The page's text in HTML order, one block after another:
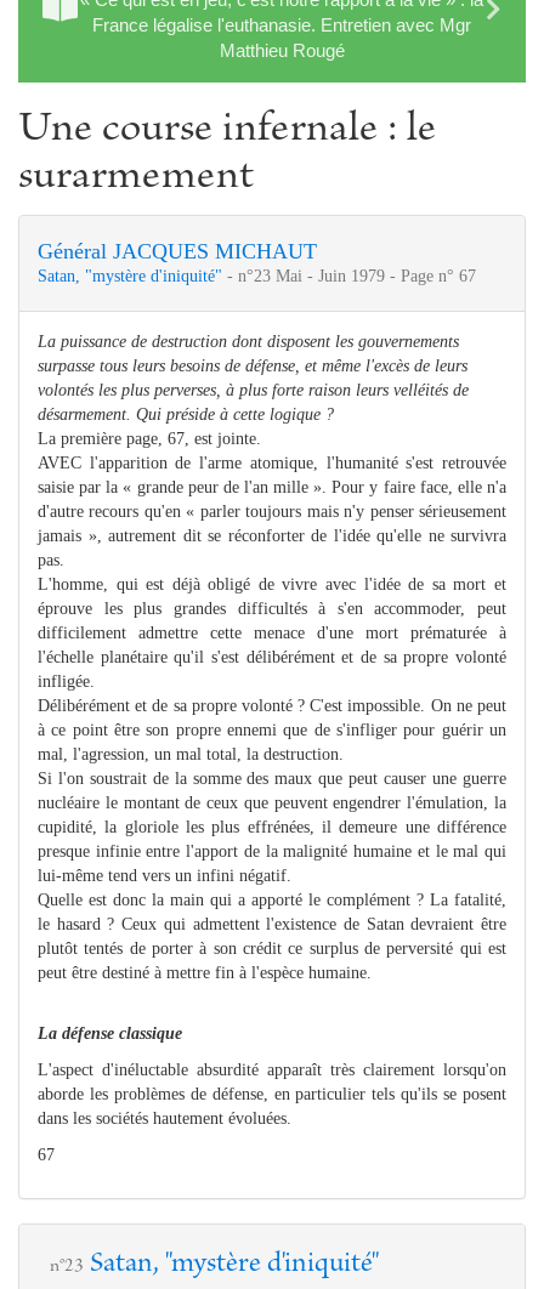
France légalise l'euthanasie. Entretien avec Mgr
Matthieu Rougé
Une course infernale : le
surarmement
Général JACQUES MICHAUT
Satan, "mystère d'iniquité" - n°23 Mai - Juin 1979 - Page n° 67
La puissance de destruction dont disposent les gouvernements
surpasse tous leurs besoins de défense, et même l'excès de leurs
volontés les plus perverses, à plus forte raison leurs velléités de
désarmement. Qui préside à cette logique ?
La première page, 67, est jointe.
AVEC l'apparition de l'arme atomique, l'humanité s'est retrouvée
saisie par la « grande peur de l'an mille ». Pour y faire face, elle n'a
d'autre recours qu'en « parler toujours mais n'y penser sérieusement
jamais », autrement dit se réconforter de l'idée qu'elle ne survivra
pas.
L'homme, qui est déjà obligé de vivre avec l'idée de sa mort et
éprouve les plus grandes difficultés à s'en accommoder, peut
difficilement admettre cette menace d'une mort prématurée à
l'échelle planétaire qu'il s'est délibérément et de sa propre volonté
infligée.
Délibérément et de sa propre volonté ? C'est impossible. On ne peut
à ce point être son propre ennemi que de s'infliger pour guérir un
mal, l'agression, un mal total, la destruction.
Si l'on soustrait de la somme des maux que peut causer une guerre
nucléaire le montant de ceux que peuvent engendrer l'émulation, la
cupidité, la gloriole les plus effrénées, il demeure une différence
presque infinie entre l'apport de la malignité humaine et le mal qui
lui-même tend vers un infini négatif.
Quelle est donc la main qui a apporté le complément ? La fatalité,
le hasard ? Ceux qui admettent l'existence de Satan devraient être
plutôt tentés de porter à son crédit ce surplus de perversité qui est
peut être destiné à mettre fin à l'espèce humaine.
La défense classique
L'aspect d'inéluctable absurdité apparaît très clairement lorsqu'on
aborde les problèmes de défense, en particulier tels qu'ils se posent
dans les sociétés hautement évoluées.
67
n°23 Satan, "mystère d'iniquité"